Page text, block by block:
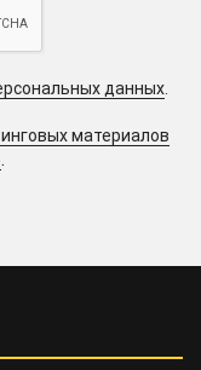
данных.
материалов
.